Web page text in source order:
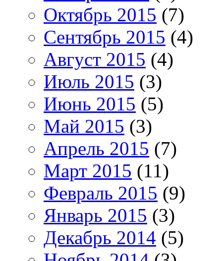
Октябрь 2015 (7)
Сентябрь 2015 (4)
Август 2015 (4)
Июль 2015 (3)
Июнь 2015 (5)
Май 2015 (3)
Апрель 2015 (7)
Март 2015 (11)
Февраль 2015 (9)
Январь 2015 (3)
Декабрь 2014 (5)